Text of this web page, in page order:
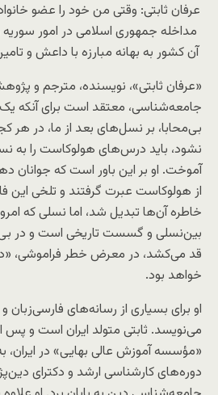
عرفان ثابتی: وقتی من خود را عضو
مداخله جمهوری اسلامی در امور
آن کشور به بهانه مبارزه با داعش و
«عرفان ثابتی»، نویسنده، مترجم و
جامعه‌شناسی، معتقد است برای آنکه
بی‌محابا، بر نسل‌های بعد از ما، در هر
نشود، باید درس‌های هولوکاست را به
آموخت. او بر این باور است که
از هولوکاست عبرت گرفتند و تلخی
خاطره آن‌ها تبدیل شد، اما نسلی که
بین‌نسلی و گسست تاریخی است و در
قد می‌کشد، در معرض خطر فراموشی،
خواهد بود.
او برای بسیاری از رسانه‌های
می‌نویسد. ثابتی متولد ایران است و پس
«مؤسسه آموزش عالی بهایی» در ایران،
دوره‌های کارشناسی ارشد و دکترای